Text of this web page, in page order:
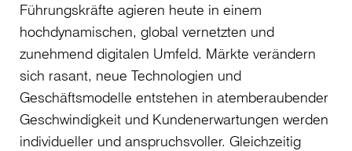
Führungskräfte agieren heute in einem
hochdynamischen, global vernetzten und
zunehmend digitalen Umfeld. Märkte verändern
sich rasant, neue Technologien und
Geschäftsmodelle entstehen in atemberaubender
Geschwindigkeit und Kundenerwartungen werden
individueller und anspruchsvoller. Gleichzeitig